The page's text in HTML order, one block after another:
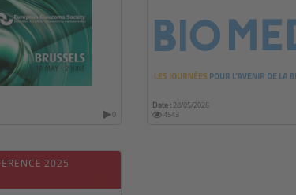
0
Date :28/05/2026
4543
2025